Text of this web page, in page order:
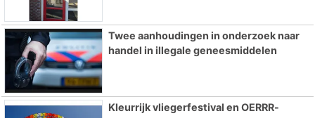
Twee aanhoudingen in onderzoek naar
handel in illegale geneesmiddelen
Kleurrijk vliegerfestival en OERRR-